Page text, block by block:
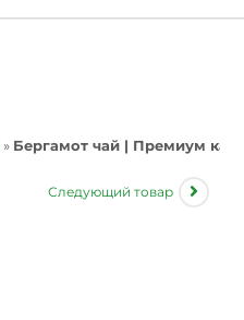
» Бергамот чай | Премиум
Следующий товар